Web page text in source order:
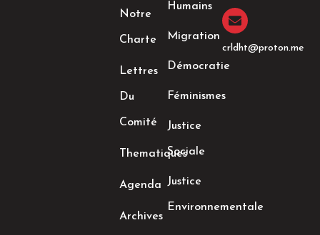
Notre
Charte
Lettres
Du
Comité
Thematiques
Agenda
Archives
Humains
Migration
Démocratie
Féminismes
Justice
Sociale
Justice
Environnementale
crldht@proton.me